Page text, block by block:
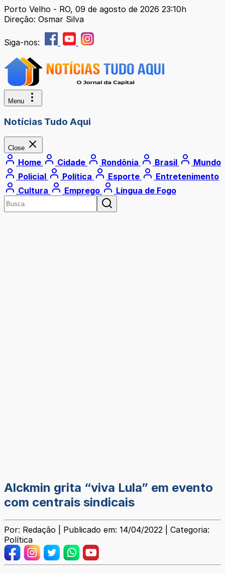
Porto Velho - RO, 09 de agosto de 2026 23:10h
Direção: Osmar Silva
Siga-nos:
Menu
Notícias Tudo Aqui
Close
Home Cidade Rondônia Brasil
Mundo
Policial
Política Esporte
Entretenimento
Cultura
Emprego Língua de Fogo
Alckmin grita “viva Lula” em evento
com centrais sindicais
Por: Redação | Publicado em: 14/04/2022 | Categoria:
Política